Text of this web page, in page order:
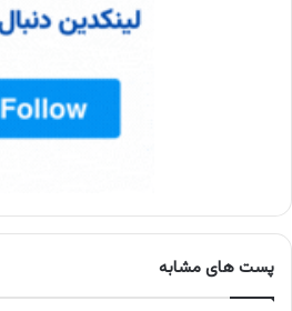
پست های مشابه